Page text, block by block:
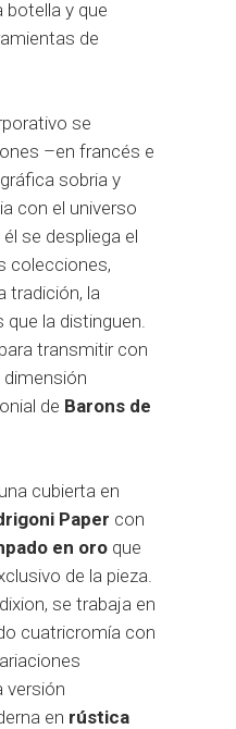
botella y que
de
se
–en francés e
sobria y
con el universo
se despliega el
colecciones,
tradición, la
que la distinguen.
transmitir con
dimensión
de Barons de
cubierta en
Paper con
en oro que
de la pieza.
se trabaja en
cuatricromía con
versión
en rústica